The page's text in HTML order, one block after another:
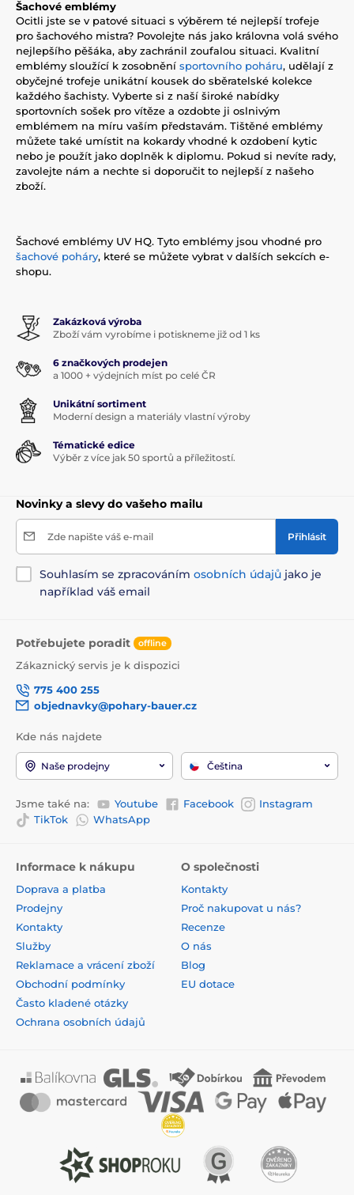
Šachové emblémy
Ocitli jste se v patové situaci s výběrem té nejlepší trofeje
pro šachového mistra? Povolejte nás jako královna volá svého
nejlepšího pěšáka, aby zachránil zoufalou situaci. Kvalitní
emblémy sloužící k zosobnění sportovního poháru, udělají z
obyčejné trofeje unikátní kousek do sběratelské kolekce
každého šachisty. Vyberte si z naší široké nabídky
sportovních sošek pro vítěze a ozdobte ji oslnivým
emblémem na míru vaším představám. Tištěné emblémy
můžete také umístit na kokardy vhodné k ozdobení kytic
nebo je použít jako doplněk k diplomu. Pokud si nevíte rady,
zavolejte nám a nechte si doporučit to nejlepší z našeho
zboží.
Šachové emblémy UV HQ. Tyto emblémy jsou vhodné pro
šachové poháry, které se můžete vybrat v dalších sekcích e-
shopu.
Zakázková výroba
Zboží vám vyrobíme i potiskneme již od 1 ks
6 značkových prodejen
a 1000 + výdejních míst po celé ČR
Unikátní sortiment
Moderní design a materiály vlastní výroby
Tématické edice
Výběr z více jak 50 sportů a příležitostí.
Novinky a slevy do vašeho mailu
Zde napište váš e-mail Přihlásit
Souhlasím se zpracováním osobních údajů jako je
například váš email
Potřebujete poradit offline
Zákaznický servis je k dispozici
775 400 255
objednavky@pohary-bauer.cz
Kde nás najdete
Naše prodejny Čeština
Jsme také na: Youtube Facebook
Instagram
TikTok
WhatsApp
Informace k nákupu
Doprava a platba
Prodejny
Kontakty
Služby
Reklamace a vrácení zboží
Obchodní podmínky
Často kladené otázky
Ochrana osobních údajů
O společnosti
Kontakty
Proč nakupovat u nás?
Recenze
O nás
Blog
EU dotace